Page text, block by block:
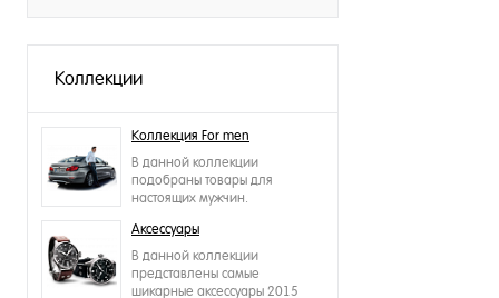
Коллекции
Коллекция For men
В данной коллекции
подобраны товары для
настоящих мужчин.
Аксессуары
В данной коллекции
представлены самые
шикарные аксессуары 2015